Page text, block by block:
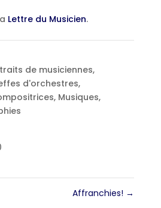
Lettre du Musicien.
de musiciennes,
d'orchestres,
, Musiques,
Affranchies! →